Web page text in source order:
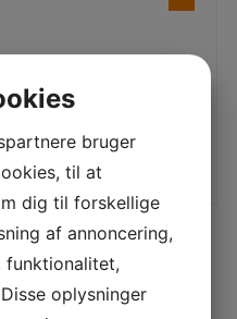
bruger
til at
dig til forskellige
af annoncering,
funktionalitet,
oplysninger